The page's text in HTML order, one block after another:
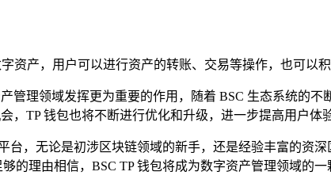
资产，用户可以进行资产的转账、交易等操作，也可以
管理领域发挥更为重要的作用，随着 BSC 生态系统的不
，TP 钱包也将不断进行优化和升级，进一步提高用户体
，无论是初涉区块链领域的新手，还是经验丰富的资
理由相信，BSC TP 钱包将成为数字资产管理领域的